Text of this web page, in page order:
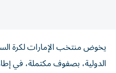
يخوض منتخب الإمارات لكرة
الدولية، بصفوف مكتملة، في